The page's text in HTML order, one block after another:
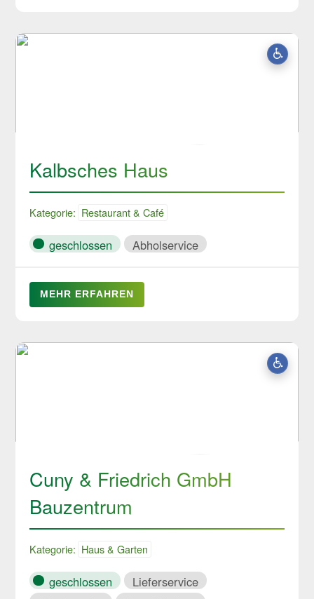
Kalbsches Haus
Kategorie: Restaurant & Café
geschlossen Abholservice
MEHR ERFAHREN
Cuny & Friedrich GmbH
Bauzentrum
Kategorie: Haus & Garten
geschlossen
Lieferservice